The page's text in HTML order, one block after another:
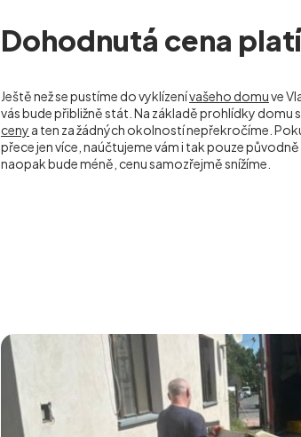
Dohodnutá cena platí
Ještě než se pustíme do vyklízenívašeho domuve
vás bude přibližně stát. Na základě prohlídky domu
ceny a ten za žádných okolností nepřekročíme.
přece jen více, naúčtujeme vám i tak pouze
naopak bude méně, cenu samozřejmě snížíme.